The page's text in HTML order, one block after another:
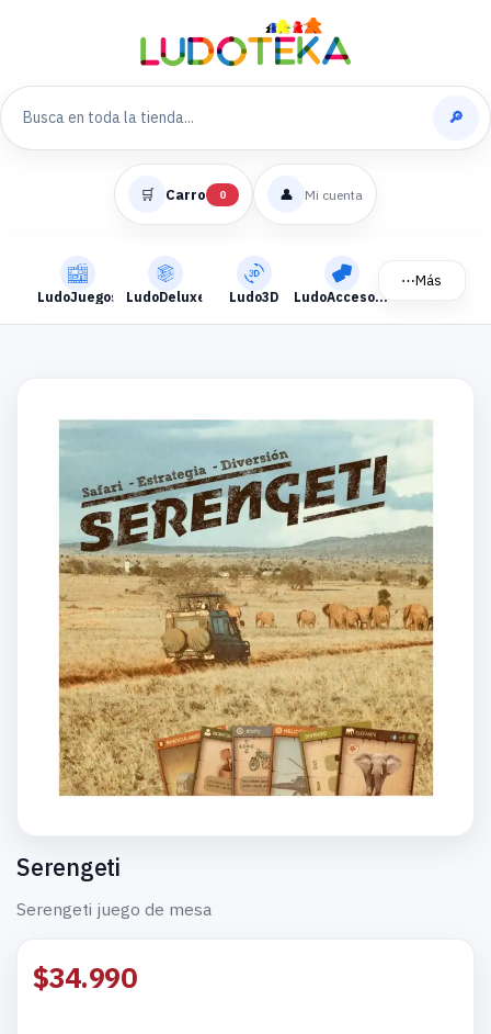
🔎
🛒 Carro 0 👤 Mi cuenta
LudoJuegos LudoDeluxe Ludo3D LudoAccesorios
⋯Más
Serengeti
Serengeti juego de mesa
$34.990